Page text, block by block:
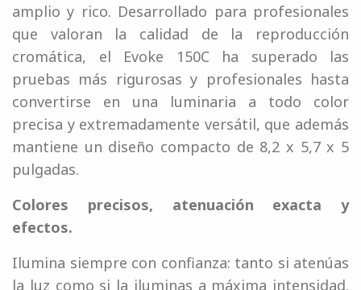
amplio y rico. Desarrollado para profesionales
que valoran la calidad de la reproducción
cromática, el Evoke 150C ha superado las
pruebas más rigurosas y profesionales hasta
convertirse en una luminaria a todo color
precisa y extremadamente versátil, que además
mantiene un diseño compacto de 8,2 x 5,7 x 5
pulgadas.
Colores precisos, atenuación exacta y
efectos.
Ilumina siempre con confianza: tanto si atenúas
la luz como si la iluminas a máxima intensidad.